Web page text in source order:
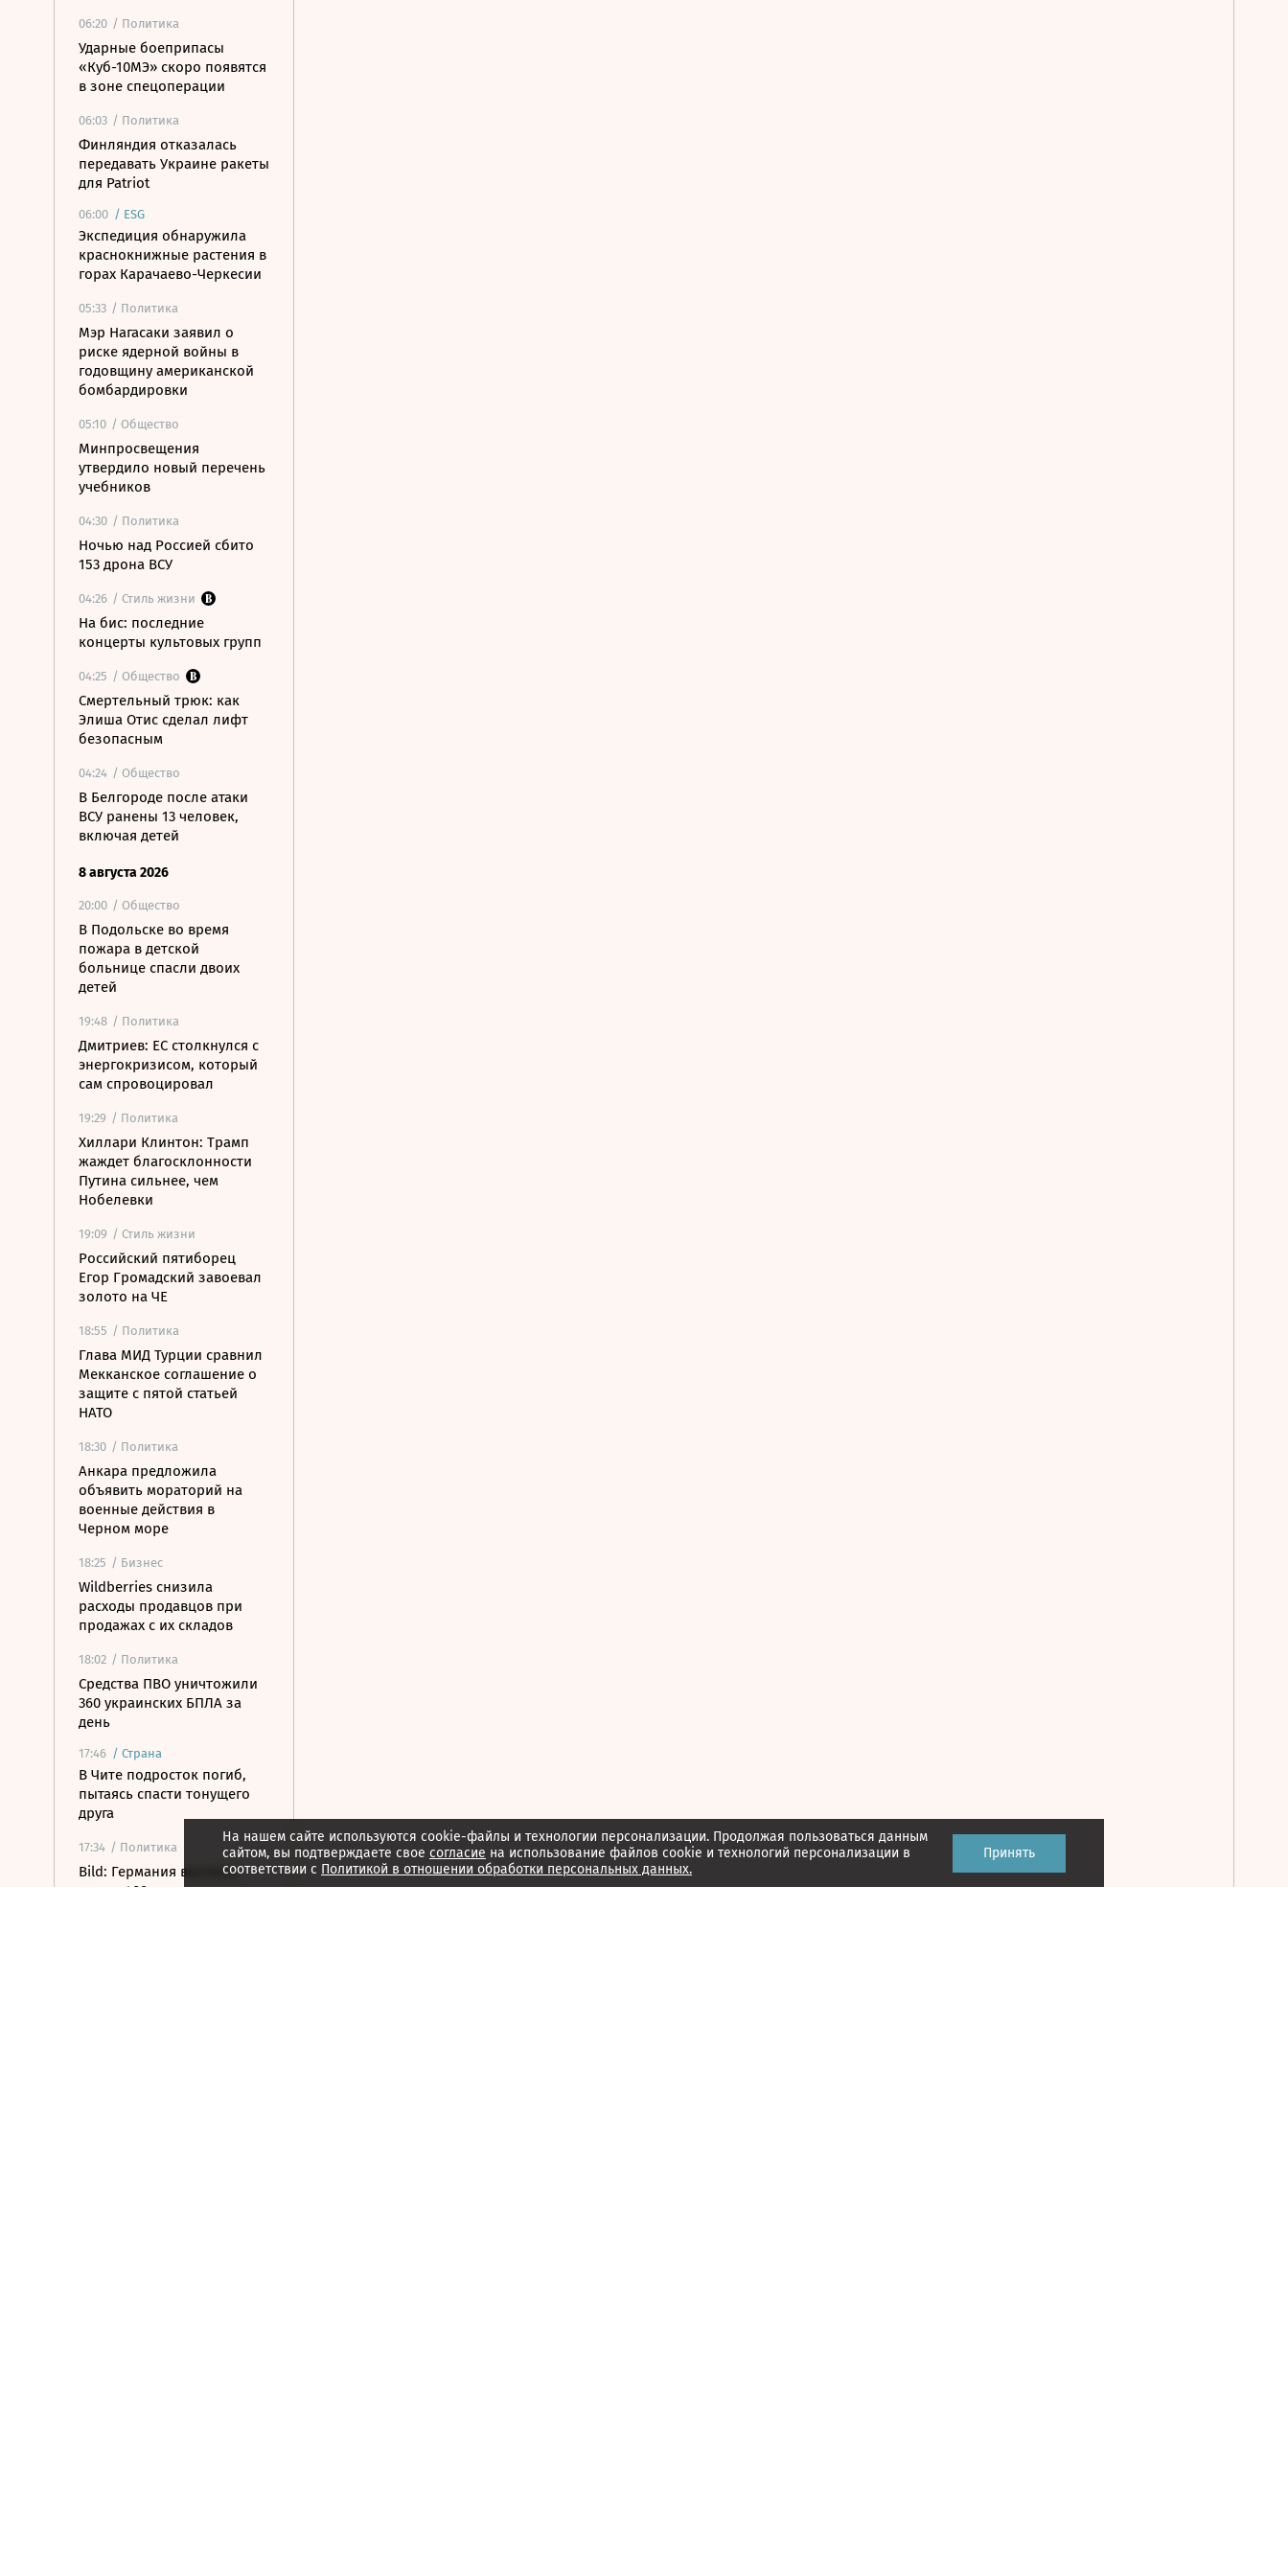
06:20 / Политика
Ударные боеприпасы
«Куб-10МЭ» скоро появятся
в зоне спецоперации
06:03 / Политика
Финляндия отказалась
передавать Украине ракеты
для Patriot
06:00 / ESG
Экспедиция обнаружила
краснокнижные растения в
горах Карачаево-Черкесии
05:33 / Политика
Мэр Нагасаки заявил о
риске ядерной войны в
годовщину американской
бомбардировки
05:10 / Общество
Минпросвещения
утвердило новый перечень
учебников
04:30 / Политика
Ночью над Россией сбито
153 дрона ВСУ
04:26 / Стиль жизни
На бис: последние
концерты культовых групп
04:25 / Общество
Смертельный трюк: как
Элиша Отис сделал лифт
безопасным
04:24 / Общество
В Белгороде после атаки
ВСУ ранены 13 человек,
включая детей
8 августа 2026
20:00 / Общество
В Подольске во время
пожара в детской
больнице спасли двоих
детей
19:48 / Политика
Дмитриев: ЕС столкнулся с
энергокризисом, который
сам спровоцировал
19:29 / Политика
Хиллари Клинтон: Трамп
жаждет благосклонности
Путина сильнее, чем
Нобелевки
19:09 / Стиль жизни
Российский пятиборец
Егор Громадский завоевал
золото на ЧЕ
18:55 / Политика
Глава МИД Турции сравнил
Мекканское соглашение о
защите с пятой статьей
НАТО
18:30 / Политика
Анкара предложила
объявить мораторий на
военные действия в
Черном море
18:25 / Бизнес
Wildberries снизила
расходы продавцов при
продажах с их складов
18:02 / Политика
Средства ПВО уничтожили
360 украинских БПЛА за
день
17:46 / Страна
В Чите подросток погиб,
пытаясь спасти тонущего
друга
17:34 / Политика
Bild: Германия выслала
около 400 россиян с начала
На нашем сайте используются cookie-файлы и технологии персонализации. Продолжая пользоваться данным
сайтом, вы подтверждаете свое согласие на использование файлов cookie и технологий персонализации в
соответствии с Политикой в отношении обработки персональных данных.
Принять